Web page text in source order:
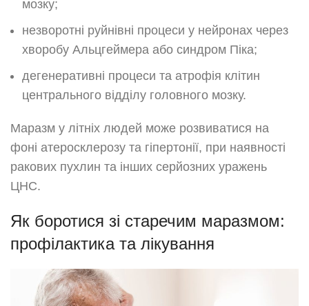
мозку;
незворотні руйнівні процеси у нейронах через
хворобу Альцгеймера або синдром Піка;
дегенеративні процеси та атрофія клітин
центрального відділу головного мозку.
Маразм у літніх людей може розвиватися на
фоні атеросклерозу та гіпертонії, при наявності
ракових пухлин та інших серйозних уражень
ЦНС.
Як боротися зі старечим маразмом:
профілактика та лікування